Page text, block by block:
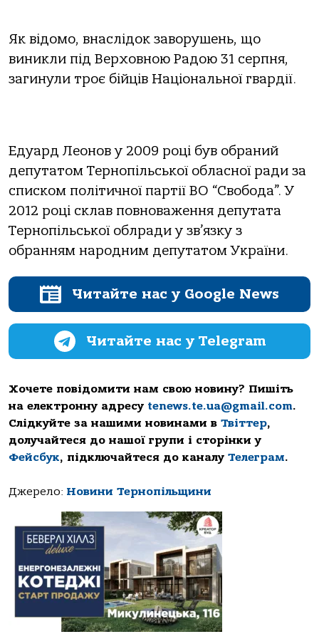
Як відомо, внаслідок заворушень, що
виникли під Верховною Радою 31 серпня,
загинули троє бійців Національної гвардії.
Едуард Леонов у 2009 році був обраний
депутатом Тернопільської обласної ради за
списком політичної партії ВО “Свобода”. У
2012 році склав повноваження депутата
Тернопільської облради у зв’язку з
обранням народним депутатом України.
Читайте нас у Google News
Читайте нас у Telegram
Хочете повідомити нам свою новину? Пишіть
на електронну адресу tenews.te.ua@gmail.com.
Слідкуйте за нашими новинами в Твіттер,
долучайтеся до нашої групи і сторінки у
Фейсбук, підключайтеся до каналу Телеграм.
Джерело: Новини Тернопільщини